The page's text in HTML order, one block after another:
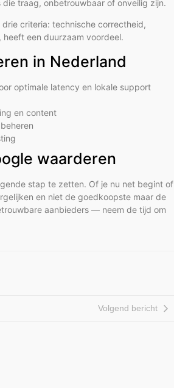
traag, onbetrouwbaar of onveilig zijn.
criteria: technische correctheid,
een duurzaam voordeel.
in Nederland
optimale latency en lokale support
en content
waarderen
stap te zetten. Of je nu net begint of
en niet de goedkoopste maar de
aanbieders — neem de tijd om
Volgend bericht